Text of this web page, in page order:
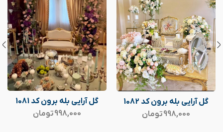
گل آرایی بله برون کد 1082
998,000تومان
گل آرایی بله برون کد 1081
998,000تومان